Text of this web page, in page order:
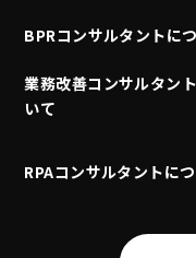
BPRコンサルタントに
業務改善コンサルタン
いて
RPAコンサルタントに